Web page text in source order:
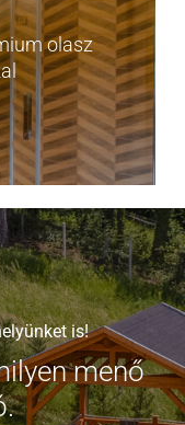
olasz
is!
menő